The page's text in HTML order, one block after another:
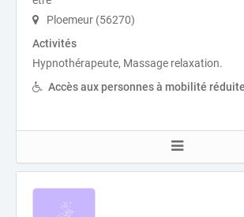
Ploemeur (56270)
Activités
Hypnothérapeute, Massage relaxation.
Accès aux personnes à mobilité réduite